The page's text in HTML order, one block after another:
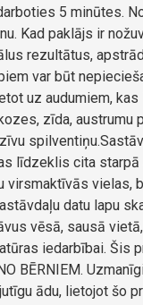
5 minūtes.
Kad paklājs ir
rezultātus,
var būt
uz audumiem,
zīda, austrumu
līdzeklis cita starpā
virsmaktīvās vielas,
datu lapu
vēsā, sausā
iedarbībai. Šis
BĒRNIEM.
ādu, lietojot šo